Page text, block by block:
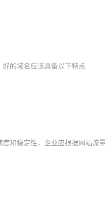
的域名应该具备以下特点
和稳定性，企业应根据网站流